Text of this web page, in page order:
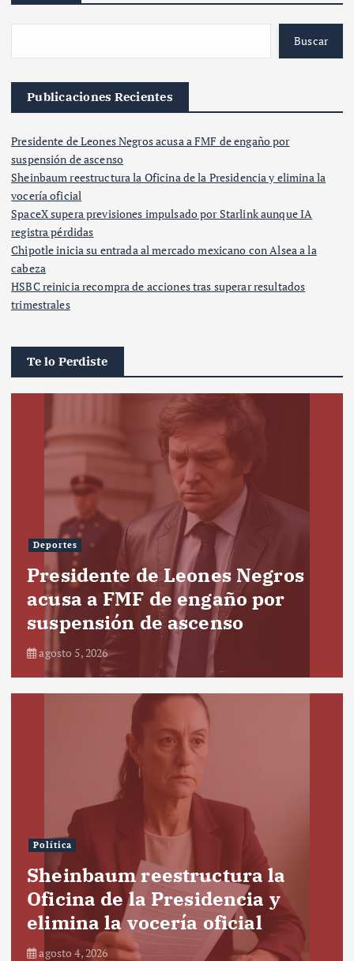
Buscar
Publicaciones Recientes
Presidente de Leones Negros acusa a FMF de engaño por
suspensión de ascenso
Sheinbaum reestructura la Oficina de la Presidencia y elimina la
vocería oficial
SpaceX supera previsiones impulsado por Starlink aunque IA
registra pérdidas
Chipotle inicia su entrada al mercado mexicano con Alsea a la
cabeza
HSBC reinicia recompra de acciones tras superar resultados
trimestrales
Te lo Perdiste
Deportes
Presidente de Leones Negros
acusa a FMF de engaño por
suspensión de ascenso
agosto 5, 2026
Política
Sheinbaum reestructura la
Oficina de la Presidencia y
elimina la vocería oficial
agosto 4, 2026